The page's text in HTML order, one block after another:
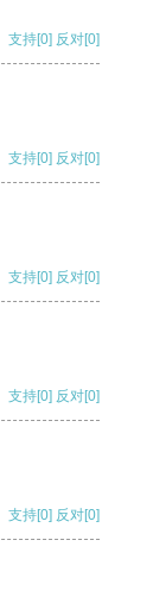
支持[0] 反对[0]
支持[0] 反对[0]
支持[0] 反对[0]
支持[0] 反对[0]
支持[0] 反对[0]